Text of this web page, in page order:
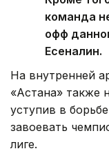
команда
офф
Есеналин.
На внутренней
«Астана» также
уступив в
завоевать
лиге.